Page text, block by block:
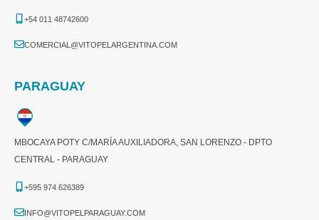
+54 011 48742600​
COMERCIAL@VITOPELARGENTINA.COM​
PARAGUAY
MBOCAYA POTY C/MARÍA AUXILIADORA, SAN LORENZO - DPTO
CENTRAL - PARAGUAY
+595 974 626389
INFO@VITOPELPARAGUAY.COM